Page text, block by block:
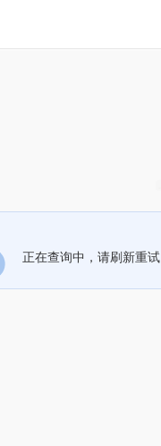
正在查询中，请刷新重试